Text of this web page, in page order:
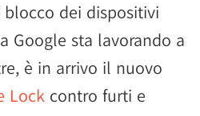
dei dispositivi
Google sta lavorando a
è in arrivo il nuovo
Lock contro furti e